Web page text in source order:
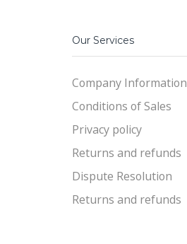
Our Services
Company Information
Conditions of Sales
Privacy policy
Returns and refunds
Dispute Resolution
Returns and refunds